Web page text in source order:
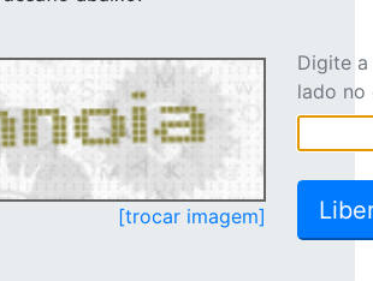
[trocar imagem]
Digite
lado no